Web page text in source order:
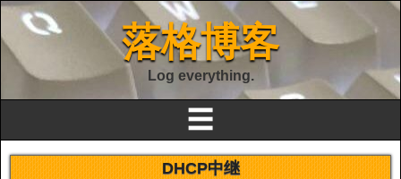
落格博客
Log everything.
☰
DHCP中继